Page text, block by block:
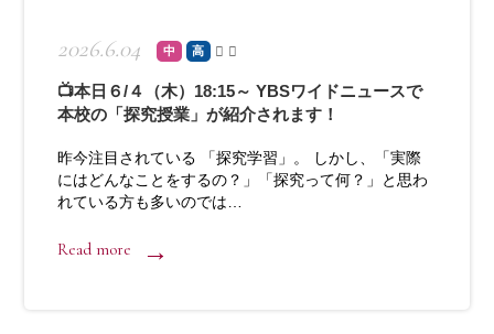
2026.6.04 中 高
📺本日６/４（木）18:15～ YBSワイドニュースで
本校の「探究授業」が紹介されます！
昨今注目されている 「探究学習」。 しかし、「実際
にはどんなことをするの？」「探究って何？」と思わ
れている方も多いのでは…
Read more